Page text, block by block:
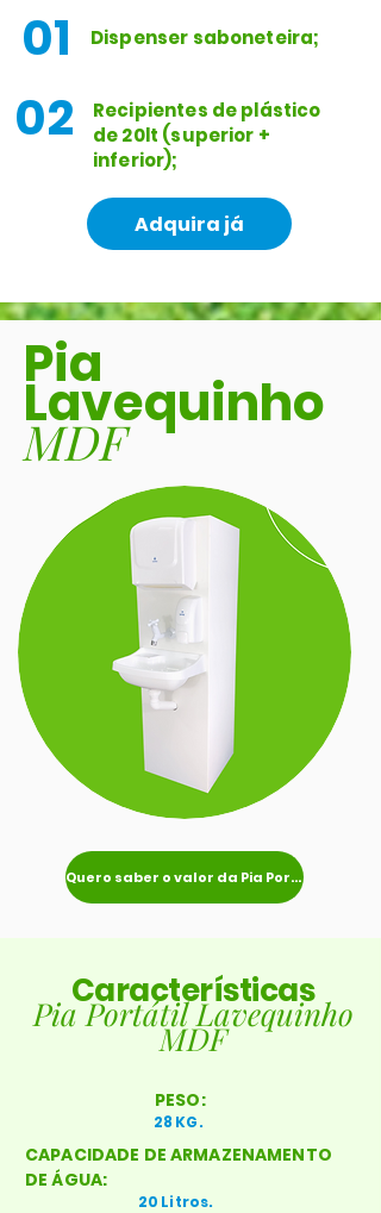
01 Dispenser saboneteira;
02
Recipientes de plástico
de 20lt (superior +
inferior);
Adquira já
Pia
Lavequinho
MDF
Quero saber o valor da Pia Portátil
Características
Pia Portátil Lavequinho
MDF
PESO:
28 KG.
CAPACIDADE DE ARMAZENAMENTO
DE ÁGUA:
20 Litros.